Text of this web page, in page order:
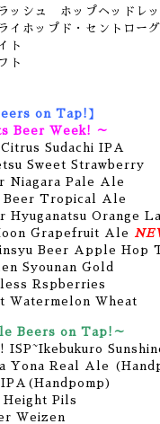
ッシュ ホップヘッドレ
イホップド・セントロー
ト
ト
on Tap!】
Beer Week! ～
Sudachi IPA
Sweet Strawberry
Niagara Pale Ale
Beer Tropical Ale
Hyuganatsu Orange
Grapefruit Ale
Beer Apple Hop
Syounan Gold
Rspberries
Watermelon Wheat
Beers on Tap!～
ISP~Ikebukuro
Yona Real Ale
Height Pils
Weizen